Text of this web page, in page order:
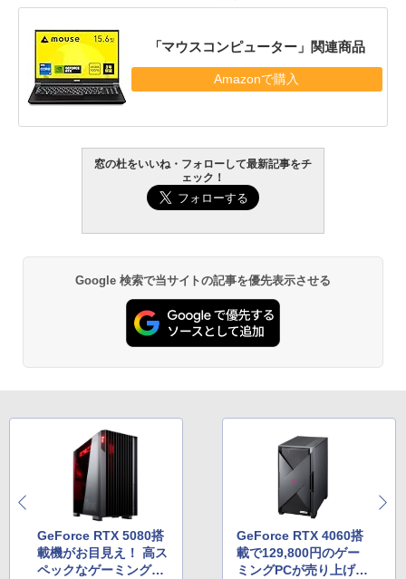
「マウスコンピューター」関連商品
Amazonで購入
窓の杜をいいね・フォローして最新記事をチ
ェック！
Google 検索で当サイトの記事を優先表示させる
GeForce RTX 5080搭
載機がお目見え！ 高ス
ペックなゲーミングPC
GeForce RTX 4060搭
載で129,800円のゲー
ミングPCが売り上げ1